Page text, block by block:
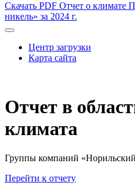
Скачать PDF Отчет о
никель» за 2024 г.
Центр загрузки
Карта сайта
Отчет в
климата
Группы компаний
Перейти к отчету